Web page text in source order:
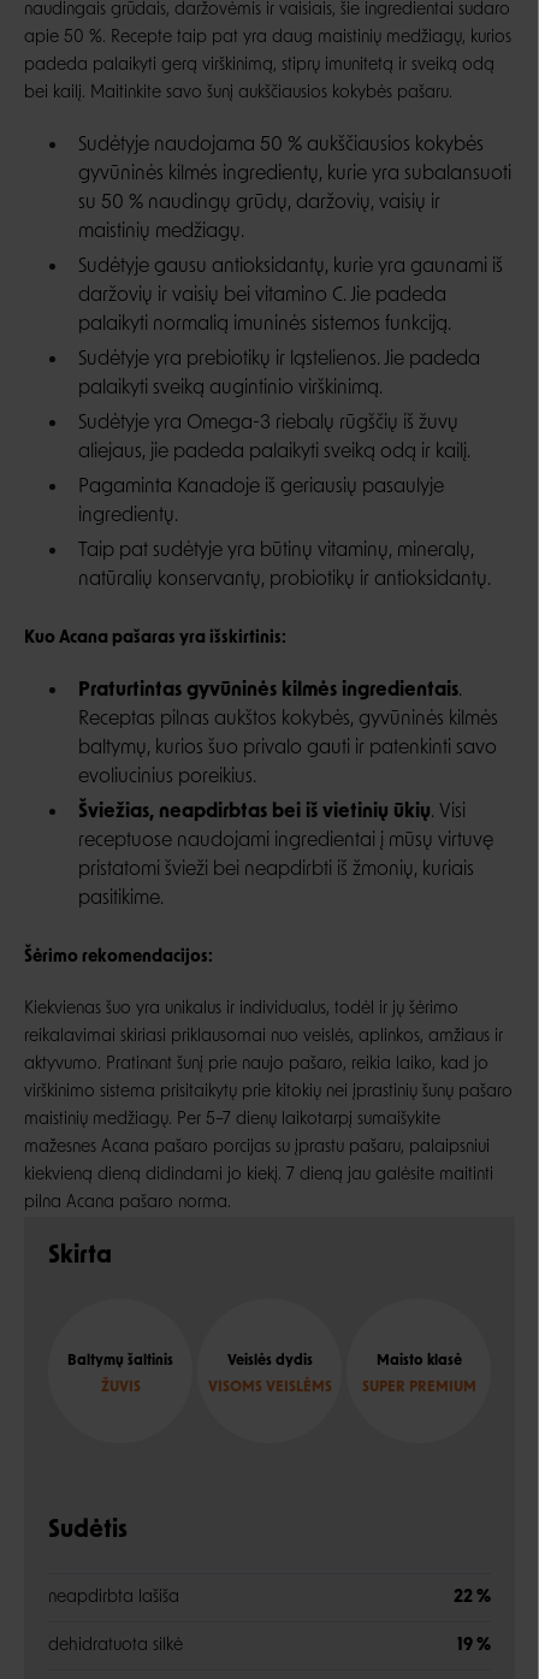
naudingais grūdais, daržovėmis ir vaisiais, šie ingredientai sudaro
apie 50 %. Recepte taip pat yra daug maistinių medžiagų, kurios
padeda palaikyti gerą virškinimą, stiprų imunitetą ir sveiką odą
bei kailį. Maitinkite savo šunį aukščiausios kokybės pašaru.
Sudėtyje naudojama 50 % aukščiausios kokybės
gyvūninės kilmės ingredientų, kurie yra subalansuoti
su 50 % naudingų grūdų, daržovių, vaisių ir
maistinių medžiagų.
Sudėtyje gausu antioksidantų, kurie yra gaunami iš
daržovių ir vaisių bei vitamino C. Jie padeda
palaikyti normalią imuninės sistemos funkciją.
Sudėtyje yra prebiotikų ir ląstelienos. Jie padeda
palaikyti sveiką augintinio virškinimą.
Sudėtyje yra Omega-3 riebalų rūgščių iš žuvų
aliejaus, jie padeda palaikyti sveiką odą ir kailį.
Pagaminta Kanadoje iš geriausių pasaulyje
ingredientų.
Taip pat sudėtyje yra būtinų vitaminų, mineralų,
natūralių konservantų, probiotikų ir antioksidantų.
Kuo Acana pašaras yra išskirtinis:
Praturtintas gyvūninės kilmės ingredientais.
Receptas pilnas aukštos kokybės, gyvūninės kilmės
baltymų, kurios šuo privalo gauti ir patenkinti savo
evoliucinius poreikius.
Šviežias, neapdirbtas bei iš vietinių ūkių. Visi
receptuose naudojami ingredientai į mūsų virtuvę
pristatomi švieži bei neapdirbti iš žmonių, kuriais
pasitikime.
Šėrimo rekomendacijos:
Kiekvienas šuo yra unikalus ir individualus, todėl ir jų šėrimo
reikalavimai skiriasi priklausomai nuo veislės, aplinkos, amžiaus ir
aktyvumo. Pratinant šunį prie naujo pašaro, reikia laiko, kad jo
virškinimo sistema prisitaikytų prie kitokių nei įprastinių šunų pašaro
maistinių medžiagų. Per 5–7 dienų laikotarpį sumaišykite
mažesnes Acana pašaro porcijas su įprastu pašaru, palaipsniui
kiekvieną dieną didindami jo kiekį. 7 dieną jau galėsite maitinti
pilna Acana pašaro norma.
Skirta
Baltymų šaltinis
ŽUVIS
Veislės dydis
VISOMS VEISLĖMS
Maisto klasė
SUPER PREMIUM
Sudėtis
neapdirbta lašiša 22 %
dehidratuota silkė 19 %